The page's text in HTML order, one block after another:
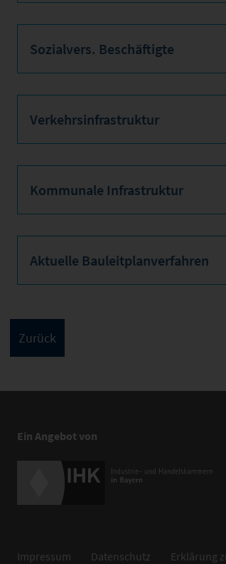
Sozialvers. Beschäftigte
Verkehrsinfrastruktur
Kommunale Infrastruktur
Aktuelle Bauleitplanverfahren
Ein Angebot von
Impressum Datenschutz Erklärung